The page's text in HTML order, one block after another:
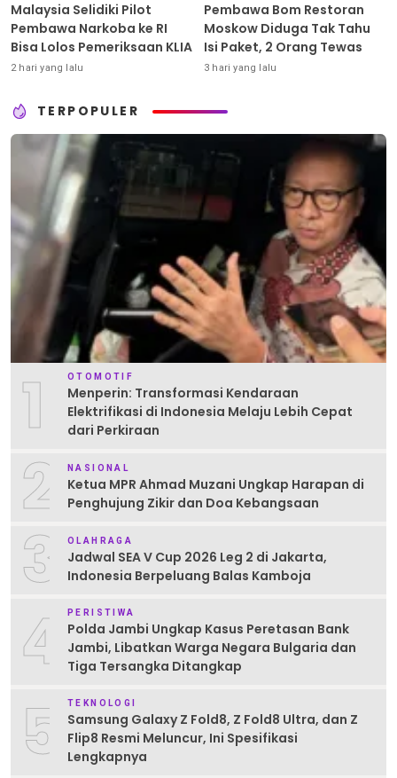
Malaysia Selidiki Pilot
Pembawa Narkoba ke RI
Bisa Lolos Pemeriksaan KLIA
2 hari yang lalu
Pembawa Bom Restoran
Moskow Diduga Tak Tahu
Isi Paket, 2 Orang Tewas
3 hari yang lalu
TERPOPULER
1 OTOMOTIF
Menperin: Transformasi Kendaraan
Elektrifikasi di Indonesia Melaju Lebih Cepat
dari Perkiraan
2 NASIONAL
Ketua MPR Ahmad Muzani Ungkap Harapan di
Penghujung Zikir dan Doa Kebangsaan
3 OLAHRAGA
Jadwal SEA V Cup 2026 Leg 2 di Jakarta,
Indonesia Berpeluang Balas Kamboja
4 PERISTIWA
Polda Jambi Ungkap Kasus Peretasan Bank
Jambi, Libatkan Warga Negara Bulgaria dan
Tiga Tersangka Ditangkap
5 TEKNOLOGI
Samsung Galaxy Z Fold8, Z Fold8 Ultra, dan Z
Flip8 Resmi Meluncur, Ini Spesifikasi
Lengkapnya